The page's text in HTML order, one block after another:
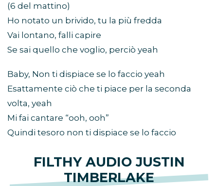
(6 del mattino)
Ho notato un brivido, tu la più fredda
Vai lontano, falli capire
Se sai quello che voglio, perciò yeah
Baby, Non ti dispiace se lo faccio yeah
Esattamente ciò che ti piace per la seconda
volta, yeah
Mi fai cantare “ooh, ooh”
Quindi tesoro non ti dispiace se lo faccio
FILTHY AUDIO JUSTIN
TIMBERLAKE